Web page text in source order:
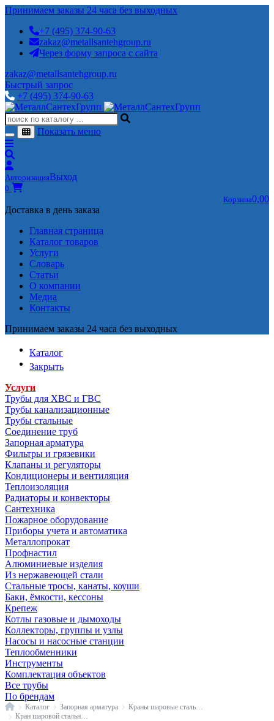
Принимаем заказы 24 часа без выходных
+7 (495) 374-90-63
zakaz@metallsantehgroup.ru
Через форму запроса с сайта
zakaz@metallsantehgroup.ru
Быстрый запрос
+7 (495) 374-90-63
Показать меню
АвторизацияВыход
0
Корзина0,00
Доставка в день заказа
Главная страница
Каталог товаров
Услуги
Словарь
Статьи
О компании
Медиа
Контакты
Принимаем заказы 24 часа без выходных
Каталог
Закрыть
Услуги
Трубы для ХВС и ГВС
Трубы канализационные
Трубы стальные
Соединение труб
Запорная арматура
Фильтры и грязевики
Клапаны и регуляторы
Кондиционеры и вентиляция
Теплоизоляция
Радиаторы и конвекторы
Сантехника
Пожарное оборудование
Приборы учета и автоматика
Металлопрокат
Профнастил
Алюминиевые изделия
Из нержавеющей стали
Стальные тросы, канаты, коуши
Баки, ёмкости, кессоны
Крепеж
Котлы газовые и дымоходы
Коллекторы, группы и узлы
Насосы и насосные станции
Теплообменники
Инструменты
Комплектация объектов
Все трубы
По брендам
ГлавнаяКаталог Запорная арматура
Кран шаровой стальной КШ.Ц.П п/привар полнопроходной LD